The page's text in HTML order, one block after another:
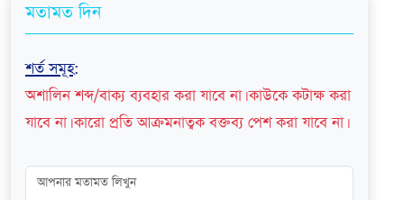
মতামত দিন
শর্ত সমূহ:
অশালিন শব্দ/বাক্য ব্যবহার করা যাবে না। কাউকে কটাক্ষ করা
যাবে না। কারো প্রতি আক্রমনাত্বক বক্তব্য পেশ করা যাবে না।